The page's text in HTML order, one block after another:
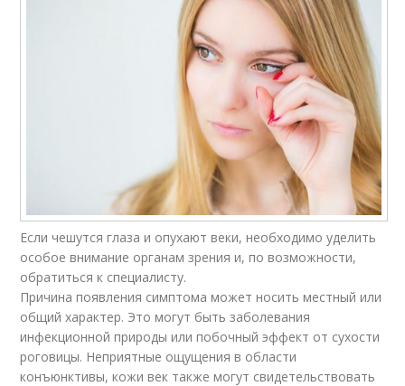
Если чешутся глаза и опухают веки, необходимо уделить
особое внимание органам зрения и, по возможности,
обратиться к специалисту.
Причина появления симптома может носить местный или
общий характер. Это могут быть заболевания
инфекционной природы или побочный эффект от сухости
роговицы. Неприятные ощущения в области
конъюнктивы, кожи век также могут свидетельствовать